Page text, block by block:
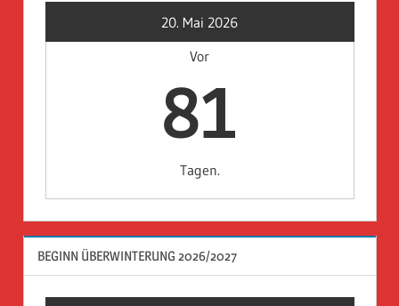
20. Mai 2026
Vor
81
Tagen.
BEGINN ÜBERWINTERUNG 2026/2027